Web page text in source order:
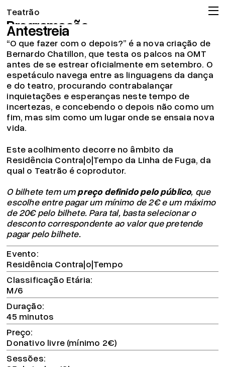
Teatrão
Programação
Companhia
Associação
Circulação
Projeto pedagógico
Arquivo
OMT
Apoios
Bilheteira
© 2026 Teatrão – Companhia de Teatro, Coimbra
19.04.26
Já pode consignar o seu IRS!
O que fazer com o depois? |
Antestreia
“O que fazer com o depois?” é a nova criação de
Bernardo Chatillon, que testa os palcos na OMT
antes de se estrear oficialmente em setembro. O
espetáculo navega entre as linguagens da dança
e do teatro, procurando contrabalançar
inquietações e esperanças neste tempo de
incertezas, e concebendo o depois não como um
fim, mas sim como um lugar onde se ensaia nova
vida.
Este acolhimento decorre no âmbito da
Residência Contra|o|Tempo da Linha de Fuga, da
qual o Teatrão é coprodutor.
O bilhete tem umpreço definido pelo público, que
escolhe entre pagar um mínimo de 2€ e um máximo
de 20€ pelo bilhete. Para tal, basta selecionar o
desconto correspondente ao valor que pretende
pagar pelo bilhete.
Evento
Residência Contra|o|Tempo
Classificação Etária
M/6
Duração
45 minutos
Preço
Donativo livre (mínimo 2€)
Sessões